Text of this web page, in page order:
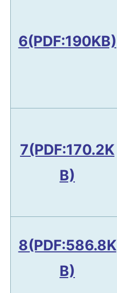
6(PDF:190KB)
7(PDF:170.2K
B)
8(PDF:586.8K
B)